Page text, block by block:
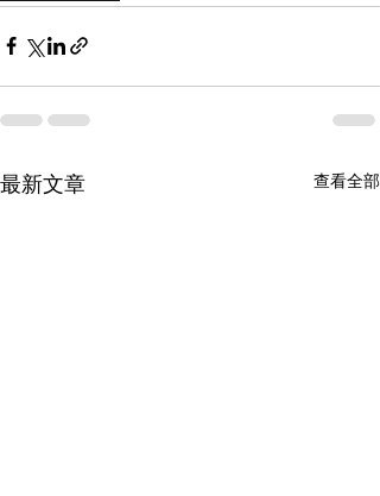
最新文章 查看全部